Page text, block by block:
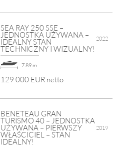
SEA RAY 250 SSE –
JEDNOSTKA UŻYWANA –
IDEALNY STAN
TECHNICZNY I WIZUALNY!
2022
7.89 m
129 000 EUR netto
BENETEAU GRAN
TURISMO 40 – JEDNOSTKA
UŻYWANA – PIERWSZY
WŁAŚCICIEL – STAN
IDEALNY!
2019